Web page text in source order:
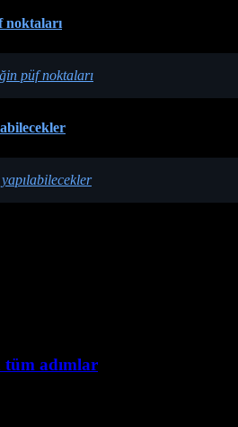
noktaları
püf noktaları
adımlar